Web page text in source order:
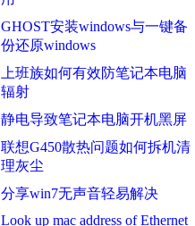
GHOST安装windows与一键备
份还原windows
上班族如何有效防笔记本电脑
辐射
静电导致笔记本电脑开机黑屏
联想G450散热问题如何拆机清
理灰尘
分享win7无声音轻易解决
Look up mac address of Ethernet